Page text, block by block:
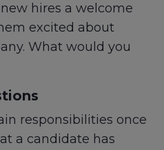
hires a welcome
excited about
What would you
responsibilities once
a candidate has